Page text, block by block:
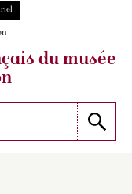
du musée